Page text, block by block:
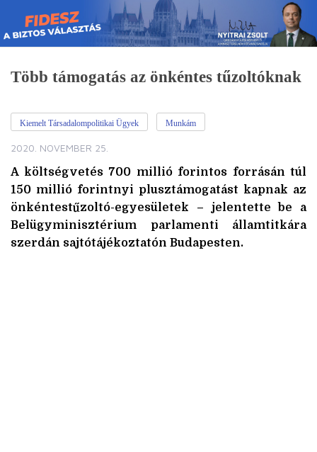
Skip
to
content
Több támogatás az önkéntes tűzoltóknak
Kiemelt Társadalompolitikai Ügyek Munkám
2020. NOVEMBER 25.
A költségvetés 700 millió forintos forrásán túl
150 millió forintnyi plusztámogatást kapnak az
önkéntestűzoltó-egyesületek – jelentette be a
Belügyminisztérium parlamenti államtitkára
szerdán sajtótájékoztatón Budapesten.